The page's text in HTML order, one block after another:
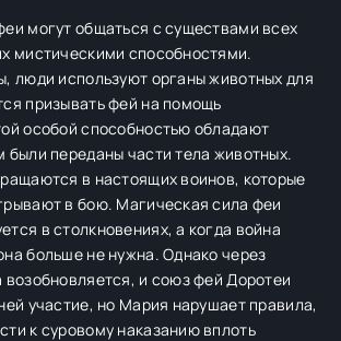
могут общаться с существами всех
мистическими способностями.
люди используют органы животных для
призывать фей на помощь
особой способностью обладают
были переданы части тела животных.
в настоящих воинов, которые
в бою. Магическая сила феи
в столкновениях, а когда война
больше не нужна. Однако через
возобновляется, и союз фей Доротеи
участие, но Мария нарушает правила,
к суровому наказанию вплоть